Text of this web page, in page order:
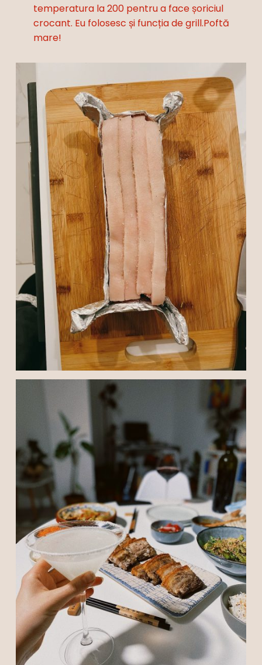
Go To Shop
temperatura la 200 pentru a face șoriciul
crocant. Eu folosesc și funcția de grill.Poftă
mare!